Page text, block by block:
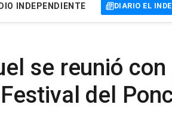
INDEPENDIENTE DIARIO EL
se reunió
del